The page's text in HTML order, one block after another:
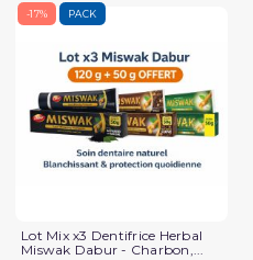
-17% PACK
Lot Mix x3 Dentifrice Herbal
Miswak Dabur - Charbon,...